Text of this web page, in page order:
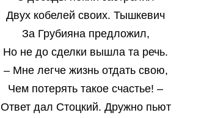
Двух кобелей своих. Тышкевич
За Грубияна предложил,
Но не до сделки вышла та речь.
– Мне легче жизнь отдать свою,
Чем потерять такое счастье! –
Ответ дал Стоцкий. Дружно пьют